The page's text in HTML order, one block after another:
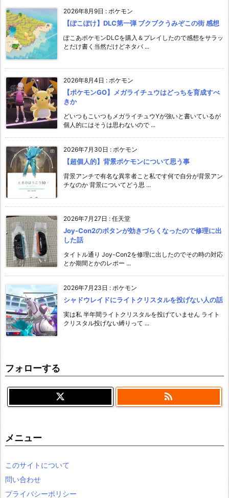
2026年8月9日 : ポケモン
【ぽこぽけ】DLC第一弾 ブクブクうみぞこの街 感想
ぽこあポケモンDLCを購入＆プレイしたので感想をサラッ
とだけ書く当然だけどネタバ ...
2026年8月4日 : ポケモン
【ポケモンGO】メガライチュウはどっちを育成すべ
きか
どいつもこいつもメガライチュウYが強いと書いているが
個人的にはそうは思わないので ...
2026年7月30日 : ポケモン
【超個人的】背景ポケモンについて思う事
背景アンチで有名な異常者こと私です何で自分が背景アン
チなのか 背景についてどう思 ...
2026年7月27日 : 任天堂
Joy-Con2のボタンが効きづらくなったので修理に出
した話
タイトル通り Joy-Con2を修理に出したのでその時の対応
とか期間とかのレポー ...
2026年7月23日 : ポケモン
シャドウレイドにライトクリスタルを投げない人の話
実は私 半年間ライトクリスタルを投げていません ライト
クリスタル投げない縛りって ...
フォローする

メニュー
このサイトについて
問い合わせ
プライバシーポリシー